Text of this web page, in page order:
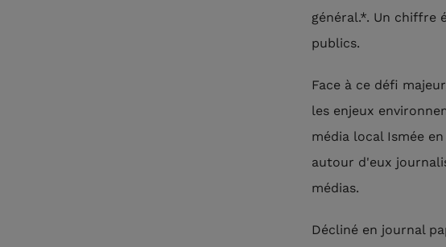
général.*. Un chiffre
publics.
Face à ce défi
les enjeux
média local Ismée
autour d'eux
médias.
Décliné en journal